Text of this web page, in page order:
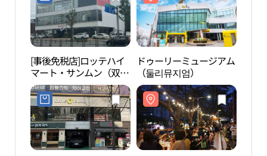
[事後免税店]ロッテハイ
マート・サンムン（双
門）店(롯데하이마트 쌍
문점)
ドゥーリーミュージアム
（둘리뮤지엄）